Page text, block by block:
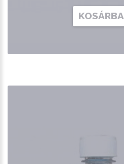
KOSÁRBA